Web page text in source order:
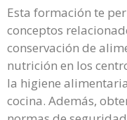
Esta formación te
conceptos
conservación de
nutrición en los
la higiene
cocina. Además,